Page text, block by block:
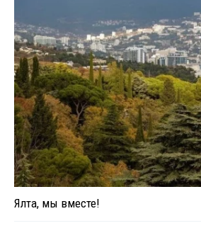
Ялта, мы вместе!